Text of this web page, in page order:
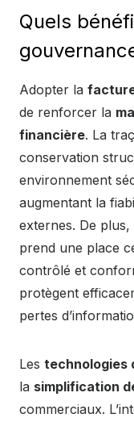
Quels
Adopter la
de renforcer la
financière. La
conservation
environnement
augmentant la
externes. De plus,
prend une place
contrôlé et
protègent
pertes
Les technologies
la simplification
commerciaux.